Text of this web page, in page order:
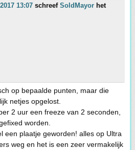
13:07 schreef SoldMayor het
op bepaalde punten, maar die
netjes opgelost.
2 uur een freeze van 2 seconden,
worden.
een plaatje geworden! alles op Ultra
weg en het is een zeer vermakelijk